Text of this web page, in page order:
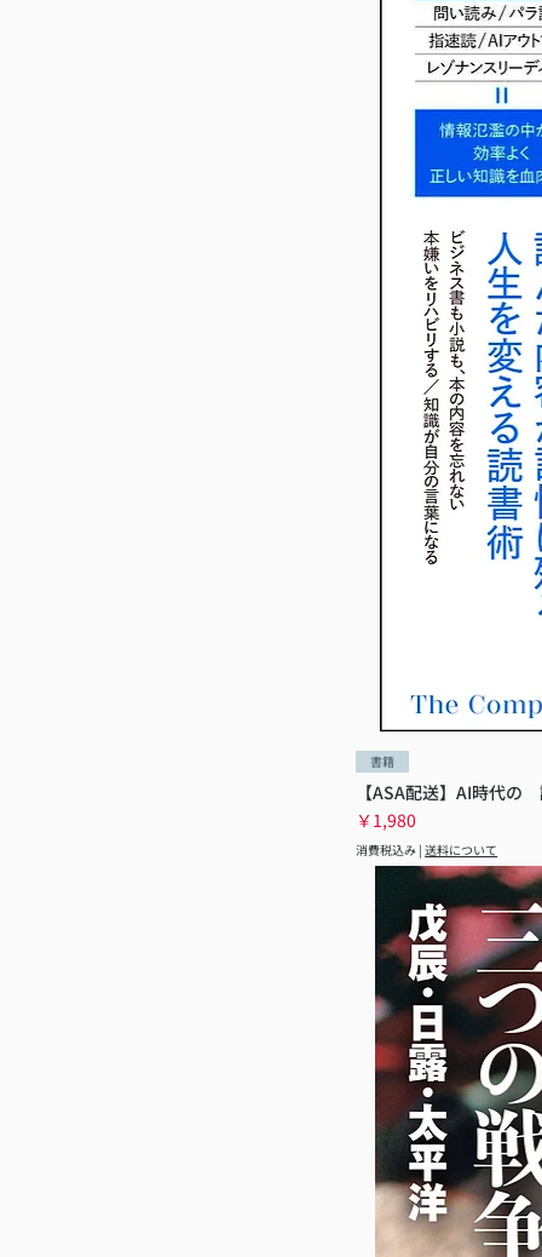
書籍
【ASA配送】AI時代
価格
￥1,980
消費税込み |送料について